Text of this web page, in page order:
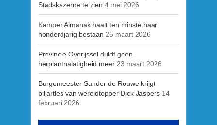
Stadskazerne te zien 4 mei 2026
Kamper Almanak haalt ten minste haar
honderdjarig bestaan 25 maart 2026
Provincie Overijssel duldt geen
herplantnalatigheid meer 23 maart 2026
Burgemeester Sander de Rouwe krijgt
biljartles van wereldtopper Dick Jaspers 14
februari 2026